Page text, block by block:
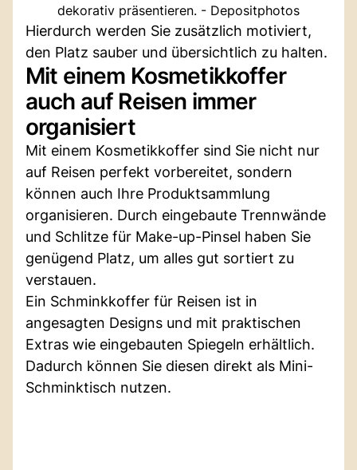
dekorativ präsentieren. - Depositphotos
Hierdurch werden Sie zusätzlich motiviert,
den Platz sauber und übersichtlich zu halten.
Mit einem Kosmetikkoffer
auch auf Reisen immer
organisiert
Mit einem Kosmetikkoffer sind Sie nicht nur
auf Reisen perfekt vorbereitet, sondern
können auch Ihre Produktsammlung
organisieren. Durch eingebaute Trennwände
und Schlitze für Make-up-Pinsel haben Sie
genügend Platz, um alles gut sortiert zu
verstauen.
Ein Schminkkoffer für Reisen ist in
angesagten Designs und mit praktischen
Extras wie eingebauten Spiegeln erhältlich.
Dadurch können Sie diesen direkt als Mini-
Schminktisch nutzen.